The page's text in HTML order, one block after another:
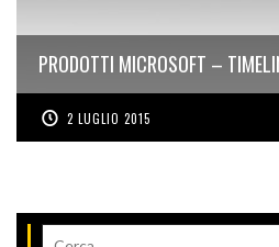
PRODOTTI MICROSOFT –
2 LUGLIO 2015